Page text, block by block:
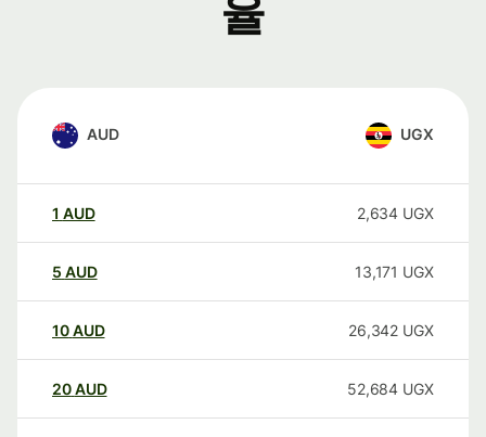
율
AUD UGX
1 AUD 2,634 UGX
5 AUD 13,171 UGX
10AUD 26,342 UGX
20AUD 52,684 UGX